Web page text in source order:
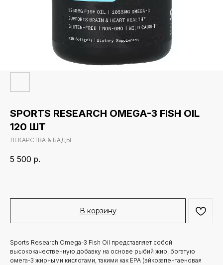
SPORTS RESEARCH OMEGA-3 FISH OIL
120 ШТ
ЛЕКАРСТВА & БАДЫ
5 500 р.
В корзину
Sports Research Omega-3 Fish Oil представляет собой
высококачественную добавку на основе рыбий жир, богатую
омега-3 жирными кислотами, такими как EPA (эйкозапентаеновая